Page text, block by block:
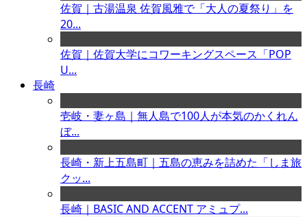
佐賀｜古湯温泉 佐賀風雅で「大人の夏祭り」を
20...
佐賀｜佐賀大学にコワーキングスペース「POP
U...
長崎
壱岐・妻ヶ島｜無人島で100人が本気のかくれん
ぼ...
長崎・新上五島町｜五島の恵みを詰めた「しま旅
クッ...
長崎｜BASIC AND ACCENT アミュプ...